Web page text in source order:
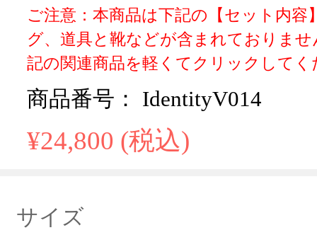
ご注意：本商品は下記の【セット内
グ、道具と靴などが含まれておりま
記の関連商品を軽くてクリックしてく
商品番号： IdentityV014
¥24,800 (税込)
サイズ